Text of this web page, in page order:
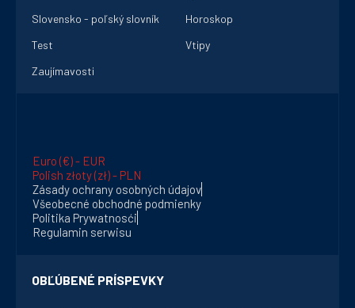
Slovensko - poľský slovník
Horoskop
Test
Vtipy
Zaujímavosti
Euro (€) - EUR
Polish złoty (zł) - PLN
Zásady ochrany osobných údajov
Všeobecné obchodné podmienky
Politika Prywatnosći
Regulamin serwisu
OBĽÚBENÉ PRÍSPEVKY